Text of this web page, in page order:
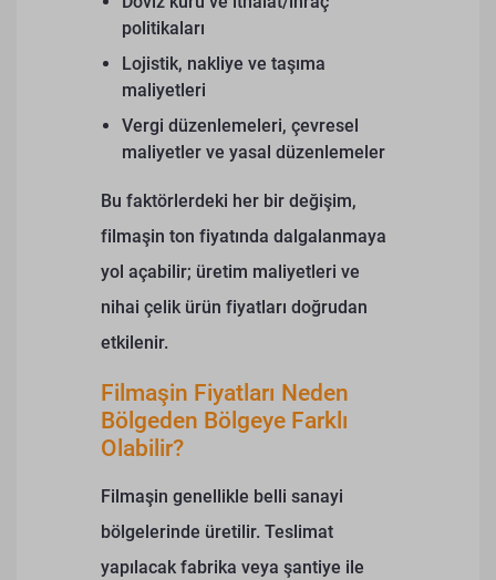
politikaları
Lojistik, nakliye ve taşıma
maliyetleri
Vergi düzenlemeleri, çevresel
maliyetler ve yasal düzenlemeler
Bu faktörlerdeki her bir değişim,
filmaşin ton fiyatında dalgalanmaya
yol açabilir; üretim maliyetleri ve
nihai çelik ürün fiyatları doğrudan
etkilenir.
Filmaşin Fiyatları Neden
Bölgeden Bölgeye Farklı
Olabilir?
Filmaşin genellikle belli sanayi
bölgelerinde üretilir. Teslimat
yapılacak fabrika veya şantiye ile